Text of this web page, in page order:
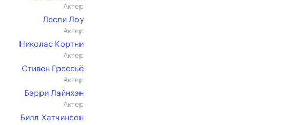
Актер
Лесли Лоу
Актер
Николас Кортни
Актер
Стивен Грессьё
Актер
Бэрри Лайнхэн
Актер
Билл Хатчинсон